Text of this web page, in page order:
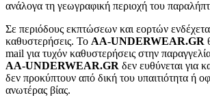
ανάλογα τη γεωγραφική περιοχή του
Σε περιόδους εκπτώσεων και εορτών
καθυστερήσεις. Το AA-UNDERWEAR.GR
mail για τυχόν καθυστερήσεις στην
AA-UNDERWEAR.GR δεν ευθύνεται για
δεν προκύπτουν από δική του υπαιτιότητα ή
ανωτέρας βίας.